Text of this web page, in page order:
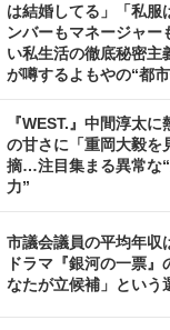
は結婚してる」「私服
ンバーもマネージャー
い私生活の徹底秘密主
が噂するよもやの“都
『WEST.』中間淳太
の甘さに「重岡大毅を
摘…注目集まる異常な
力”
市議会議員の平均年収
ドラマ『銀河の一票』
なたが立候補」という